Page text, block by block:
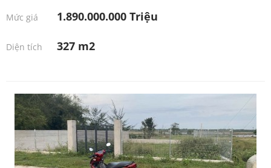
Mức giá 1.890.000.000 Triệu
Diện tích 327 m2